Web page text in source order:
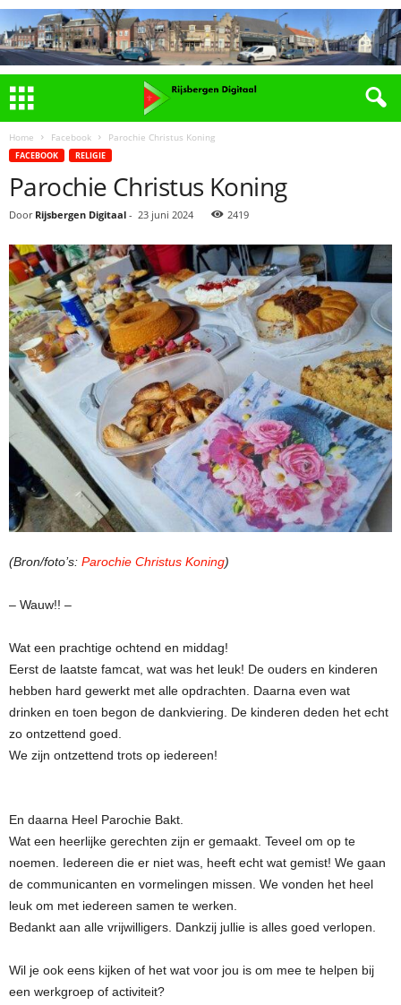
Home Facebook Parochie Christus Koning
FACEBOOK RELIGIE
Parochie Christus Koning
Door Rijsbergen Digitaal - 23 juni 2024 2419
(Bron/foto’s: Parochie Christus Koning)
– Wauw!! –
Wat een prachtige ochtend en middag!
Eerst de laatste famcat, wat was het leuk! De ouders en kinderen
hebben hard gewerkt met alle opdrachten. Daarna even wat
drinken en toen begon de dankviering. De kinderen deden het echt
zo ontzettend goed.
We zijn ontzettend trots op iedereen!
En daarna Heel Parochie Bakt.
Wat een heerlijke gerechten zijn er gemaakt. Teveel om op te
noemen. Iedereen die er niet was, heeft echt wat gemist! We gaan
de communicanten en vormelingen missen. We vonden het heel
leuk om met iedereen samen te werken.
Bedankt aan alle vrijwilligers. Dankzij jullie is alles goed verlopen.
Wil je ook eens kijken of het wat voor jou is om mee te helpen bij
een werkgroep of activiteit?